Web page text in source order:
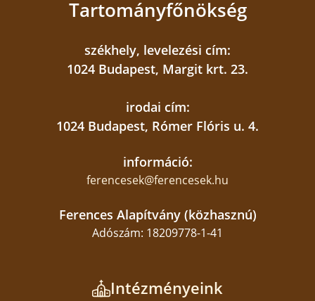
Tartományfőnökség
székhely, levelezési cím:
1024 Budapest, Margit krt. 23.
irodai cím:
1024 Budapest, Rómer Flóris u. 4.
információ:
ferencesek@ferencesek.hu
Ferences Alapítvány (közhasznú)
Adószám: 18209778-1-41
Intézményeink